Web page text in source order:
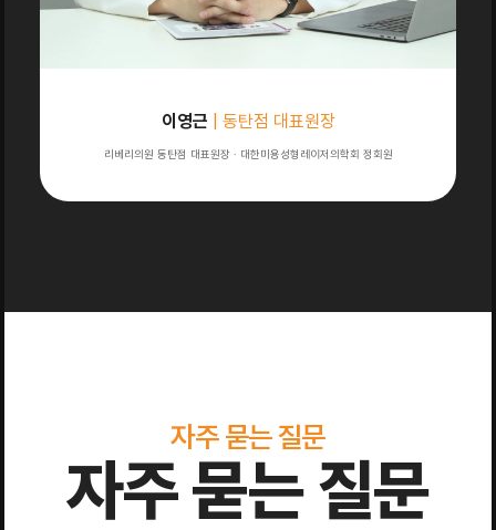
이영근 | 동탄점 대표원장
리베리의원 동탄점 대표원장 · 대한미용성형레이저의학회 정회원
자주 묻는 질문
자주 묻는 질문